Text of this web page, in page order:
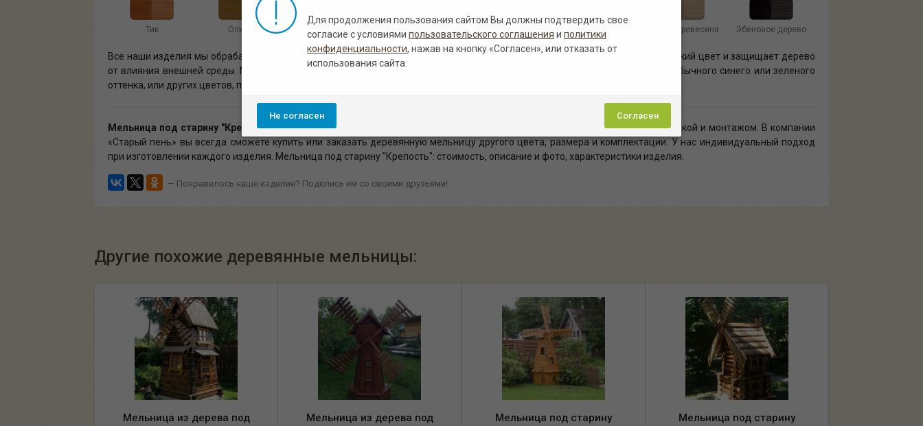
Тик Олива Старая древесина Эбеновое дерево
Все наши изделия мы обрабатываем универсальной специализированной защитной эмалью, которая придает специфический цвет и защищает дерево
от влияния внешней среды. Мельница под старину "Крепость" может быть в цвете под орех, лиственницу, дуб, сосну, необычного синего или зеленого
оттенка, или других цветов, представленных выше. Наиболее популярный среди которых - это цвет полисандр.
Мельница под старину "Крепость" из массива сосны
с возможной доставкой и монтажом. В компании
«Старый пень» вы всегда сможете купить или заказать деревянную мельницу другого цвета, размера и комплектации. У нас индивидуальный подход
при изготовлении каждого изделия. Мельница под старину "Крепость": стоимость, описание и фото, характеристики изделия.
— Понравилось наше изделие? Поделись им со своими друзьями!
Другие похожие деревянные мельницы:
Мельница из дерева под
Мельница из дерева под
Мельница под старину
Мельница под старину
Для продолжения пользования сайтом Вы должны подтвердить свое
согласие с условиями пользовательского соглашения и политики
конфиденциальности, нажав на кнопку «Согласен», или отказать от
использования сайта.
Согласен
Не согласен